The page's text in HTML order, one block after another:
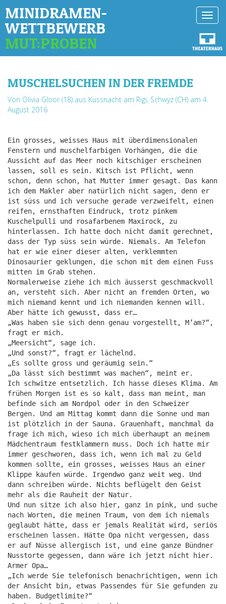
MINIDRAMEN-
WETTBEWERB
MUT:PROBEN
MUSCHELSUCHEN IN DER FREMDE
Von Olivia Gloor (18) aus Küssnacht am Rigi, Schwyz (CH) am 4.
August 2016
Ein grosses, weisses Haus mit überdimensionalen
Fenstern und muschelfarbigen Vorhängen, die die
Aussicht auf das Meer noch kitschiger erscheinen
lassen, soll es sein. Kitsch ist Pflicht, wenn
schon, denn schon, hat Mutter immer gesagt. Das kann
ich dem Makler aber natürlich nicht sagen, denn er
ist süss und ich versuche gerade verzweifelt, einen
reifen, ernsthaften Eindruck, trotz pinkem
Kuschelpulli und rosafarbenem Maxirock, zu
hinterlassen. Ich hatte doch nicht damit gerechnet,
dass der Typ süss sein würde. Niemals. Am Telefon
hat er wie einer dieser alten, verklemmten
Dinosaurier geklungen, die schon mit dem einen Fuss
mitten im Grab stehen.
Normalerweise ziehe ich mich äusserst geschmackvoll
an, versteht sich. Aber nicht an fremden Orten, wo
mich niemand kennt und ich niemanden kennen will.
Aber hätte ich gewusst, dass er…
„Was haben sie sich denn genau vorgestellt, M’am?“,
fragt er mich.
„Meersicht“, sage ich.
„Und sonst?“, fragt er lächelnd.
„Es sollte gross und geräumig sein.“
„Da lässt sich bestimmt was machen“, meint er.
Ich schwitze entsetzlich. Ich hasse dieses Klima. Am
frühen Morgen ist es so kalt, dass man meint, man
befinde sich am Nordpol oder in den Schweizer
Bergen. Und am Mittag kommt dann die Sonne und man
ist plötzlich in der Sauna. Grauenhaft, manchmal da
frage ich mich, wieso ich mich überhaupt an meinem
Mädchentraum festklammern muss. Doch ich hatte mir
immer geschworen, dass ich, wenn ich mal zu Geld
kommen sollte, ein grosses, weisses Haus an einer
Klippe kaufen würde. Irgendwo ganz weit weg. Und
dann schreiben würde. Nichts beflügelt den Geist
mehr als die Rauheit der Natur.
Und nun sitze ich also hier, ganz in pink, und suche
nach Worten, die meinen Traum, von dem ich niemals
geglaubt hätte, dass er jemals Realität wird, seriös
erscheinen lassen. Hätte Opa nicht vergessen, dass
er auf Nüsse allergisch ist, und eine ganze Bündner
Nusstorte gegessen, dann wäre ich jetzt nicht hier.
Armer Opa…
„Ich werde Sie telefonisch benachrichtigen, wenn ich
der Ansicht bin, etwas Passendes für Sie gefunden zu
haben. Budgetlimite?“